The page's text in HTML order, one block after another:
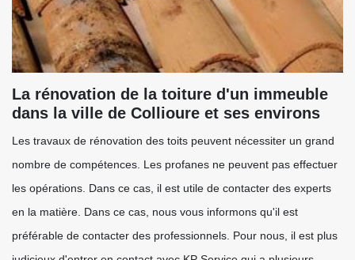
La rénovation de la toiture d'un immeuble
dans la ville de Collioure et ses environs
Les travaux de rénovation des toits peuvent nécessiter un grand
nombre de compétences. Les profanes ne peuvent pas effectuer
les opérations. Dans ce cas, il est utile de contacter des experts
en la matière. Dans ce cas, nous vous informons qu'il est
préférable de contacter des professionnels. Pour nous, il est plus